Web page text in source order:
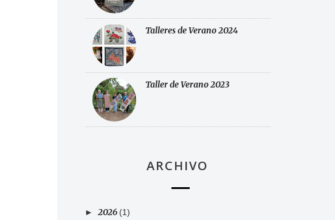
Talleres de Verano 2024
Taller de Verano 2023
ARCHIVO
► 2026 (1)